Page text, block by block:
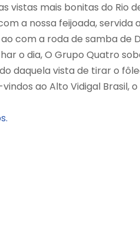
vistas mais bonitas do Rio
a nossa feijoada, servida
com a roda de samba de
o dia, O Grupo Quatro
daquela vista de tirar o
ao Alto Vidigal Brasil,